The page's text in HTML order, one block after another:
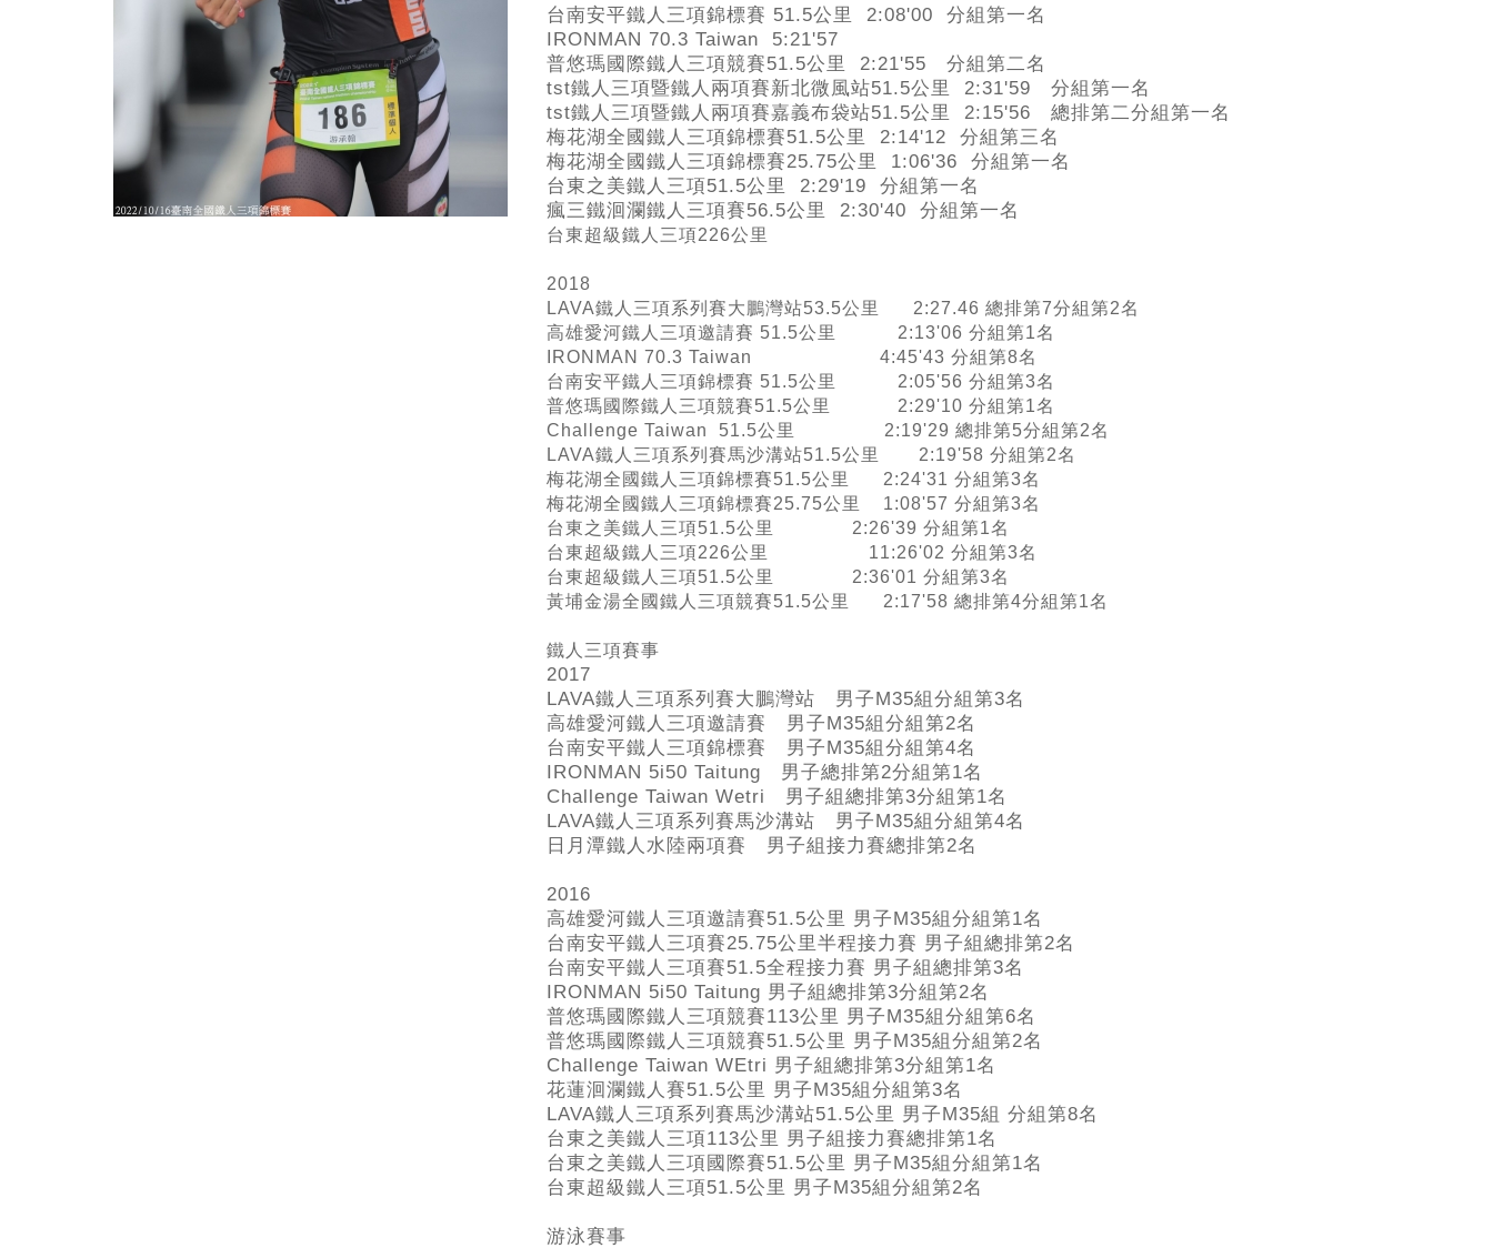
台南安平鐵人三項錦標賽 51.5公里 2:08'00 分組第一名
IRONMAN 70.3 Taiwan 5:21'57
普悠瑪國際鐵人三項競賽51.5公里 2:21'55 分組第二名
tst鐵人三項暨鐵人兩項賽新北微風站51.5公里 2:31'59 分組第一名
tst鐵人三項暨鐵人兩項賽嘉義布袋站51.5公里 2:15'56 總排第二分組第一名
梅花湖全國鐵人三項錦標賽51.5公里 2:14'12 分組第三名
梅花湖全國鐵人三項錦標賽25.75公里 1:06'36 分組第一名
台東之美鐵人三項51.5公里 2:29'19 分組第一名
瘋三鐵洄瀾鐵人三項賽56.5公里 2:30'40 分組第一名
台東超級鐵人三項226公里
2018
LAVA鐵人三項系列賽大鵬灣站53.5公里 2:27.46 總排第7分組第2名
高雄愛河鐵人三項邀請賽 51.5公里 2:13'06 分組第1名
IRONMAN 70.3 Taiwan 4:45'43 分組第8名
台南安平鐵人三項錦標賽 51.5公里 2:05'56 分組第3名
普悠瑪國際鐵人三項競賽51.5公里 2:29'10 分組第1名
Challenge Taiwan 51.5公里 2:19'29 總排第5分組第2名
LAVA鐵人三項系列賽馬沙溝站51.5公里 2:19'58 分組第2名
梅花湖全國鐵人三項錦標賽51.5公里 2:24'31 分組第3名
梅花湖全國鐵人三項錦標賽25.75公里 1:08'57 分組第3名
台東之美鐵人三項51.5公里 2:26'39 分組第1名
台東超級鐵人三項226公里 11:26'02 分組第3名
台東超級鐵人三項51.5公里 2:36'01 分組第3名
黃埔金湯全國鐵人三項競賽51.5公里 2:17'58 總排第4分組第1名
鐵人三項賽事
2017
LAVA鐵人三項系列賽大鵬灣站 男子M35組分組第3名
高雄愛河鐵人三項邀請賽 男子M35組分組第2名
台南安平鐵人三項錦標賽 男子M35組分組第4名
IRONMAN 5i50 Taitung 男子總排第2分組第1名
Challenge Taiwan Wetri 男子組總排第3分組第1名
LAVA鐵人三項系列賽馬沙溝站 男子M35組分組第4名
日月潭鐵人水陸兩項賽 男子組接力賽總排第2名
2016
高雄愛河鐵人三項邀請賽51.5公里 男子M35組分組第1名
台南安平鐵人三項賽25.75公里半程接力賽 男子組總排第2名
台南安平鐵人三項賽51.5全程接力賽 男子組總排第3名
IRONMAN 5i50 Taitung 男子組總排第3分組第2名
普悠瑪國際鐵人三項競賽113公里 男子M35組分組第6名
普悠瑪國際鐵人三項競賽51.5公里 男子M35組分組第2名
Challenge Taiwan WEtri 男子組總排第3分組第1名
花蓮洄瀾鐵人賽51.5公里 男子M35組分組第3名
LAVA鐵人三項系列賽馬沙溝站51.5公里 男子M35組 分組第8名
台東之美鐵人三項113公里 男子組接力賽總排第1名
台東之美鐵人三項國際賽51.5公里 男子M35組分組第1名
台東超級鐵人三項51.5公里 男子M35組分組第2名
游泳賽事